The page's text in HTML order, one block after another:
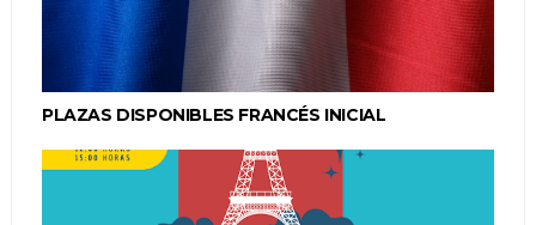
PLAZAS DISPONIBLES FRANCÉS INICIAL